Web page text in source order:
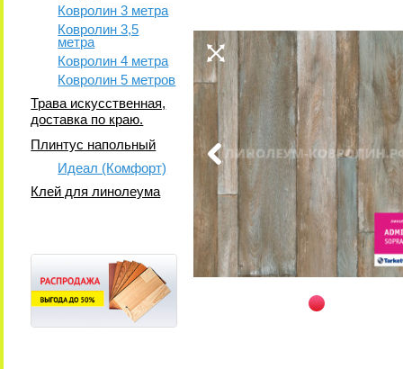
Ковролин 3 метра
Ковролин 3,5
метра
Ковролин 4 метра
Ковролин 5 метров
Трава искусственная,
доставка по краю.
Плинтус напольный
Идеал (Комфорт)
Клей для линолеума